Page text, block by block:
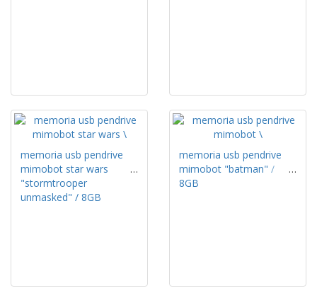
memoria usb pendrive
mimobot star wars
"stormtrooper
unmasked" / 8GB
memoria usb pendrive
mimobot "batman" /
8GB